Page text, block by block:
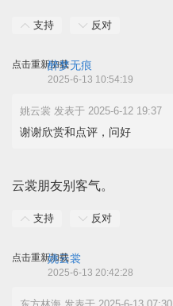
支持 反对
点击重新加载醉梦无痕
2025-6-13 10:54:19
姚云裳 发表于 2025-6-12 19:37
谢谢欣赏和点评，问好
云裳朋友别客气。
支持 反对
点击重新加载
姚云裳
2025-6-13 20:42:28